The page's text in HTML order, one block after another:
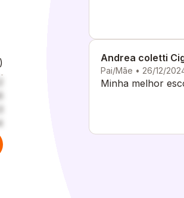
Andrea coletti
Pai/Mãe • 26/12/
Minha melhor